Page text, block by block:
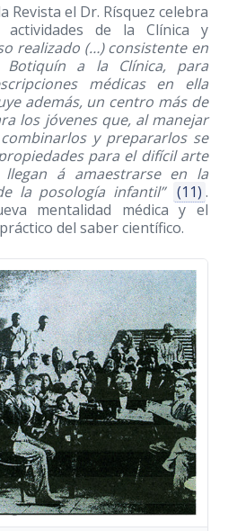
Revista el Dr. Rísquez celebra
de la Clínica y
realizado (…) consistente en
a la Clínica, para
médicas en ella
además, un centro más de
los jóvenes que, al manejar
y prepararlos se
para el difícil arte
á amaestrarse en la
la posología infantil” (11) .
mentalidad médica y el
del saber científico.